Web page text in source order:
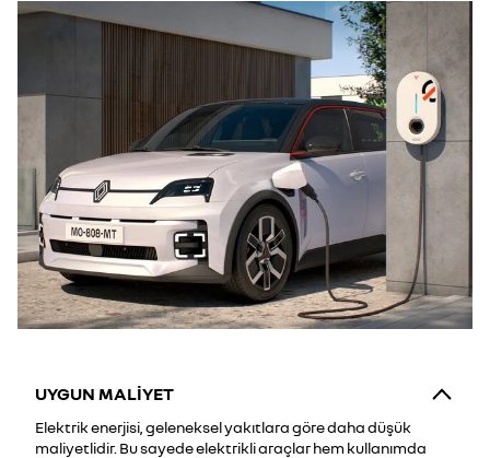
UYGUN MALİYET
Elektrik enerjisi, geleneksel yakıtlara göre daha düşük
maliyetlidir. Bu sayede elektrikli araçlar hem kullanımda